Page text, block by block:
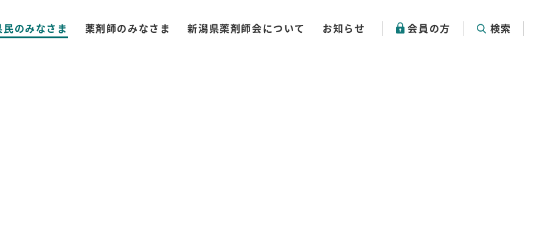
民のみなさま 薬剤師のみなさま 新潟県薬剤師会について お知らせ 会員の方 検索